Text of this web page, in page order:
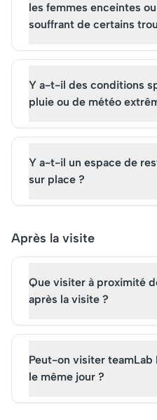
les femmes enceintes
souffrant de certains
Y a-t-il des conditions
pluie ou de météo
Y a-t-il un espace de
sur place ?
Après la visite
Que visiter à proximité
après la visite ?
Peut-on visiter teamLab
le même jour ?